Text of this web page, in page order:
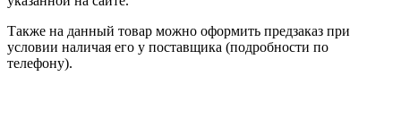
Также на данный товар можно оформить предзаказ при
условии наличая его у поставщика (подробности по
телефону).